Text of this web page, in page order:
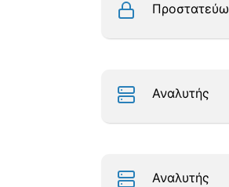
Προστατεύω
Αναλυτής
Αναλυτής